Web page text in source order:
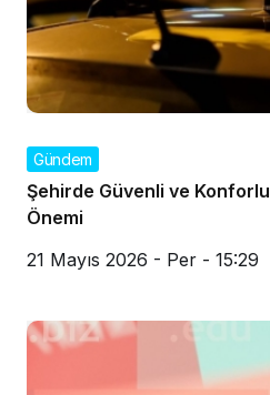
Gündem
Şehirde Güvenli ve
Önemi
21 Mayıs 2026 - Per - 15:29